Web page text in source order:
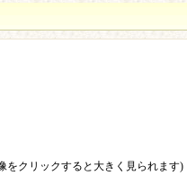
をクリックすると大きく見られます)